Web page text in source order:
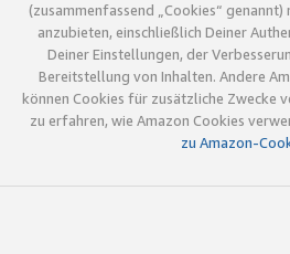
(zusammenfassend „Cookies“ genannt)
anzubieten, einschließlich Deiner
Deiner Einstellungen, der
Bereitstellung von Inhalten. Andere
können Cookies für zusätzliche Zwecke
zu erfahren, wie Amazon Cookies
zu Amazon-